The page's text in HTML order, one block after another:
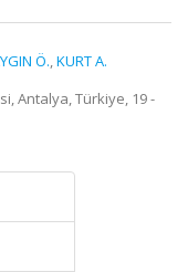
Ö.,KURT A.
Antalya, Türkiye, 19 -